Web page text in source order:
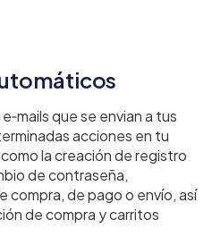
que se envian a tus
acciones en tu
la creación de registro
de contraseña,
compra, de pago o envío, así
de compra y carritos